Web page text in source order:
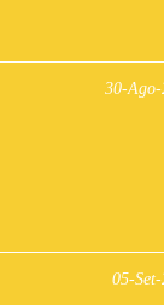
30-
05-